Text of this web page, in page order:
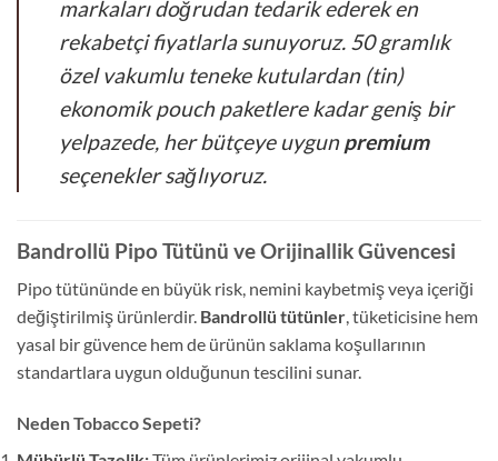
markaları doğrudan tedarik ederek en
rekabetçi fiyatlarla sunuyoruz. 50 gramlık
özel vakumlu teneke kutulardan (tin)
ekonomik pouch paketlere kadar geniş bir
yelpazede, her bütçeye uygun premium
seçenekler sağlıyoruz.
Bandrollü Pipo Tütünü ve Orijinallik Güvencesi
Pipo tütününde en büyük risk, nemini kaybetmiş veya içeriği
değiştirilmiş ürünlerdir. Bandrollü tütünler, tüketicisine hem
yasal bir güvence hem de ürünün saklama koşullarının
standartlara uygun olduğunun tescilini sunar.
Neden Tobacco Sepeti?